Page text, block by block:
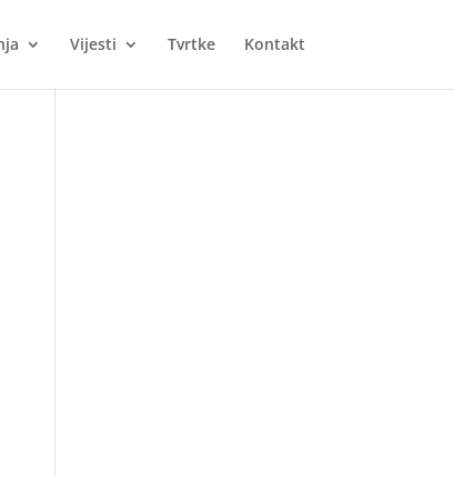
Vijesti Tvrtke Kontakt